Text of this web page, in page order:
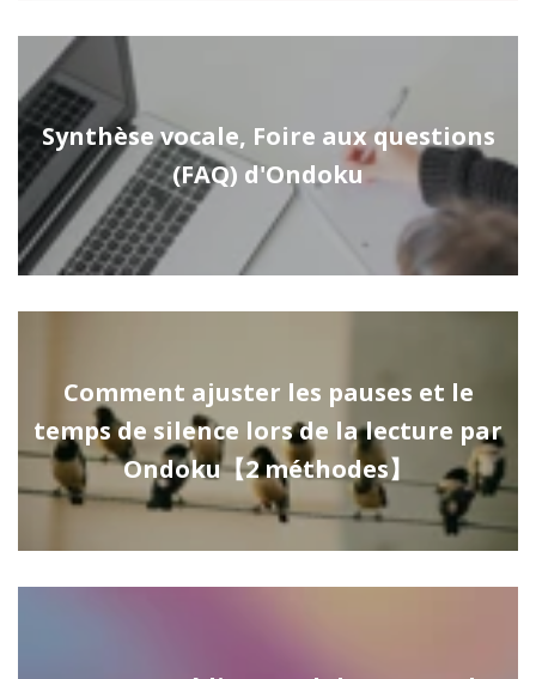
Synthèse vocale, Foire aux questions
(FAQ) d'Ondoku
Comment ajuster les pauses et le
temps de silence lors de la lecture par
Ondoku【2 méthodes】